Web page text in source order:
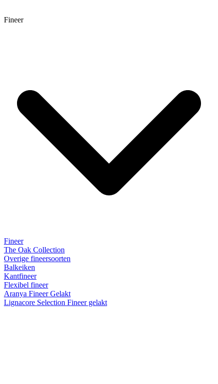
Fineer
Fineer
The Oak Collection
Overige fineersoorten
Balkeiken
Kantfineer
Flexibel fineer
Aranya Fineer Gelakt
Lignacore Selection Fineer gelakt